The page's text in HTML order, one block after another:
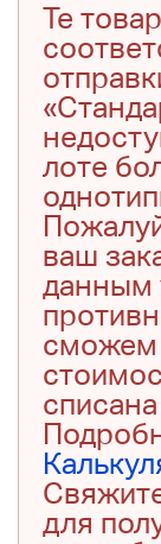
Те
лоте
ваш
данным
сможем
для